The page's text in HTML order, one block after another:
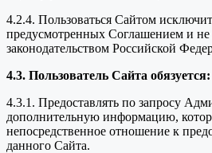
4.2.4. Пользоваться Сайтом
предусмотренных Соглашением и
законодательством Российской
4.3. Пользователь Сайта обязуется:
4.3.1. Предоставлять по запросу
дополнительную информацию,
непосредственное отношение к
данного Сайта.